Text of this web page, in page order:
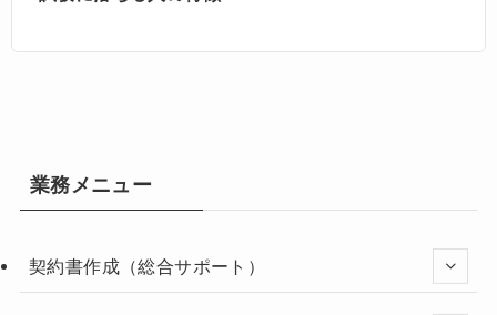
業務メニュー
契約書作成（総合サポート）